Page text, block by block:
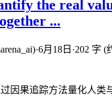
the real
...
·6月18日 ·202 字 (
过因果追踪方法量化人类